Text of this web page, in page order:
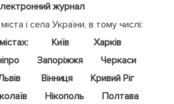
журнал
і села України, в тому числі:
Київ
Харків
Запоріжжя
Черкаси
Вінниця
Кривий Ріг
Нікополь
Полтава